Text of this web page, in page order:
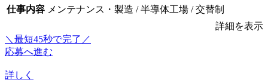
仕事内容 メンテナンス・製造 / 半導体工場 / 交替制
詳細を表示
＼最短45秒で完了／
応募へ進む
詳しく